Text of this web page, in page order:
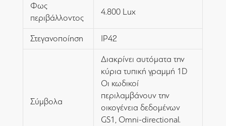
Φως
περιβάλλοντος
4.800 Lux
Στεγανοποίηση IP42
Σύμβολα
Διακρίνει αυτόματα την
κύρια τυπική γραμμή 1D
Οι κωδικοί
περιλαμβάνουν την
οικογένεια δεδομένων
GS1, Omni-directional.